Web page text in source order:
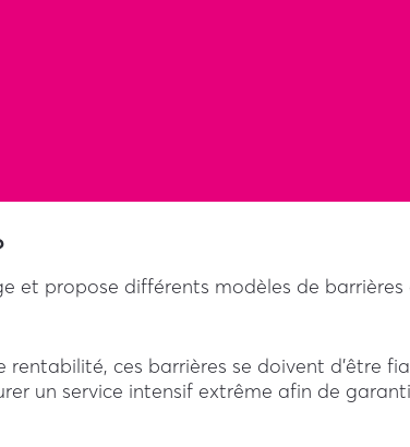
et propose différents modèles de
ces barrières se doivent d’être
un service intensif extrême afin de